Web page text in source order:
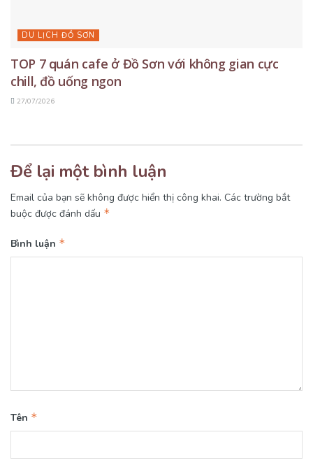
DU LỊCH ĐỒ SƠN
TOP 7 quán cafe ở Đồ Sơn với không gian cực
chill, đồ uống ngon
27/07/2026
Để lại một bình luận
Email của bạn sẽ không được hiển thị công khai. Các trường bắt
buộc được đánh dấu *
Bình luận *
Tên *